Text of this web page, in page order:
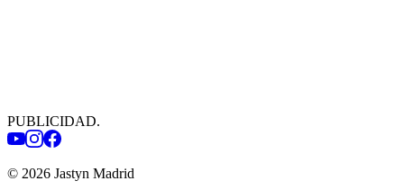
PUBLICIDAD.
© 2026 Jastyn Madrid